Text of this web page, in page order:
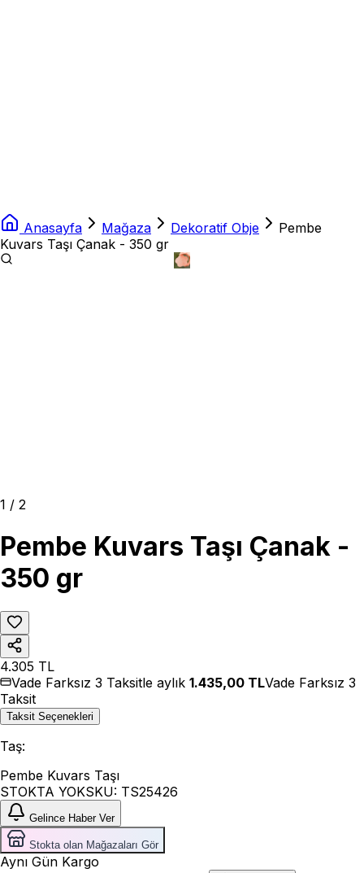
Anasayfa Mağaza Dekoratif Obje
Pembe
Kuvars Taşı Çanak - 350 gr
1 / 2
Pembe Kuvars Taşı Çanak -
350 gr
4.305 TL
Vade Farksız 3 Taksitle aylık 1.435,00 TLVade Farksız 3
Taksit
Taksit Seçenekleri
Taş:
Pembe Kuvars Taşı
STOKTA YOKSKU: TS25426
Gelince Haber Ver
Stokta olan Mağazaları Gör
Aynı Gün Kargo